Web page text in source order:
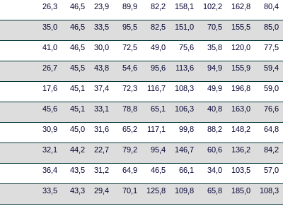
26,3 46,5 23,9 89,9 82,2 158,1 102,2 162,8 80,4
35,0 46,5 33,5 95,5 82,5 151,0 70,5 155,5 85,0
41,0 46,5 30,0 72,5 49,0 75,6 35,8 120,0 77,5
26,7 45,5 43,8 54,6 95,6 113,6 94,9 155,9 59,4
17,6 45,1 37,4 72,3 116,7 108,3 49,9 196,8 59,0
45,6 45,1 33,1 78,8 65,1 106,3 40,8 163,0 76,6
30,9 45,0 31,6 65,2 117,1 99,8 88,2 148,2 64,8
32,1 44,2 22,7 79,2 95,4 146,7 60,6 136,2 84,2
36,4 43,5 31,2 64,9 46,5 66,1 34,0 103,5 57,0
33,5 43,3 29,4 70,1 125,8 109,8 65,8 185,0 108,3